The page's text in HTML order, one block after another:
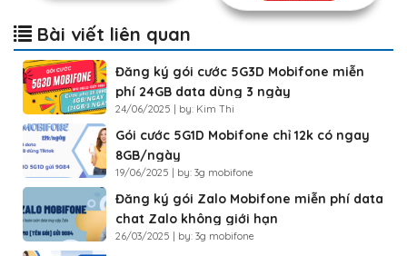
Bài viết liên quan
Đăng ký gói cước 5G3D Mobifone miễn
phí 24GB data dùng 3 ngày
24/06/2025 | by: Kim Thi
Gói cước 5G1D Mobifone chỉ 12k có ngay
8GB/ngày
19/06/2025 | by: 3g mobifone
Đăng ký gói Zalo Mobifone miễn phí data
chat Zalo không giới hạn
26/03/2025 | by: 3g mobifone